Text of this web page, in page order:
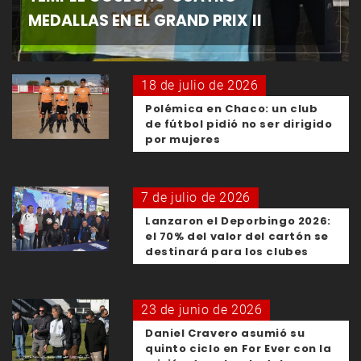
MEDALLAS EN EL GRAND PRIX II
18 de julio de 2026
Polémica en Chaco: un club
de fútbol pidió no ser dirigido
por mujeres
7 de julio de 2026
Lanzaron el Deporbingo 2026:
el 70% del valor del cartón se
destinará para los clubes
23 de junio de 2026
Daniel Cravero asumió su
quinto ciclo en For Ever con la